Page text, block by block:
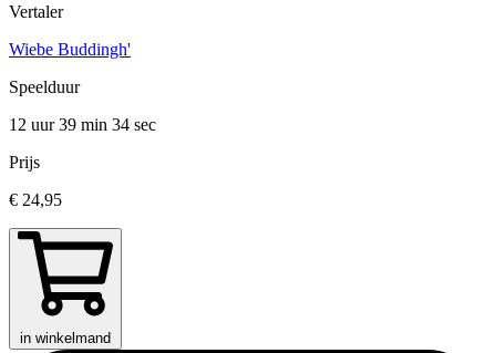
Vertaler
Wiebe Buddingh'
Speelduur
12 uur 39 min 34 sec
Prijs
€ 24,95
in winkelmand